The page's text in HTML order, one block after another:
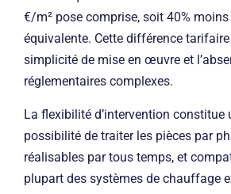
€/m² pose comprise, soit 40% moins
équivalente. Cette différence tarifaire
simplicité de mise en œuvre et
réglementaires complexes.
La flexibilité d’intervention constitue
possibilité de traiter les pièces par
réalisables par tous temps, et
plupart des systèmes de chauffage